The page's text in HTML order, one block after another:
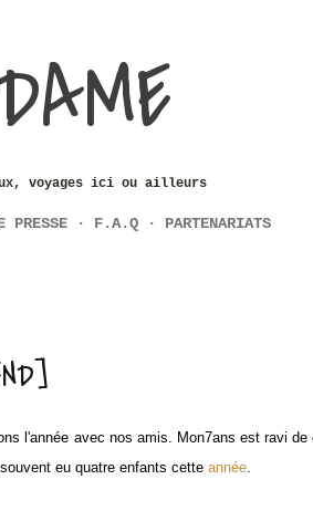
voyages ici ou ailleurs
PRESSE F.A.Q PARTENARIATS
l'année avec nos amis. Mon7ans est ravi
eu quatre enfants cette année.